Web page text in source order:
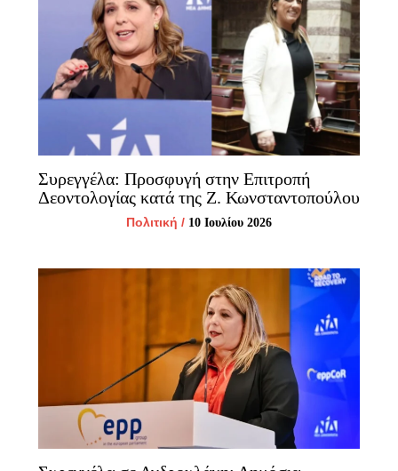
Συρεγγέλα: Προσφυγή στην Επιτροπή
Δεοντολογίας κατά της Ζ. Κωνσταντοπούλου
Πολιτική / 10 Ιουλίου 2026